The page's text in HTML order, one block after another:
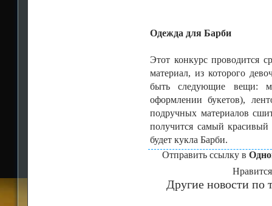
Одежда для Барби
Этот конкурс проводится
материал, из которого
быть следующие вещи:
оформлении букетов),
подручных материалов
получится самый
будет кукла Барби.
Отправить ссылку в
Нравится
Другие новости по